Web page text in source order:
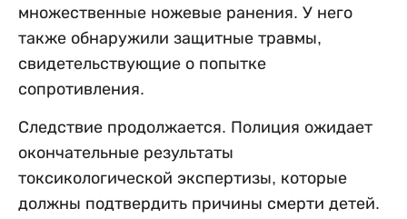
множественные ножевые ранения. У него
также обнаружили защитные травмы,
свидетельствующие о попытке
сопротивления.
Следствие продолжается. Полиция ожидает
окончательные результаты
токсикологической экспертизы, которые
должны подтвердить причины смерти детей.